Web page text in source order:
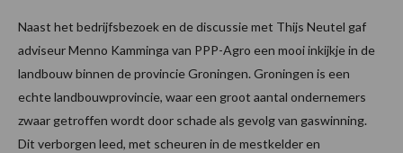
Naast het bedrijfsbezoek en de discussie met Thijs Neutel gaf
adviseur Menno Kamminga van PPP-Agro een mooi inkijkje in de
landbouw binnen de provincie Groningen. Groningen is een
echte landbouwprovincie, waar een groot aantal ondernemers
zwaar getroffen wordt door schade als gevolg van gaswinning.
Dit verborgen leed, met scheuren in de mestkelder en